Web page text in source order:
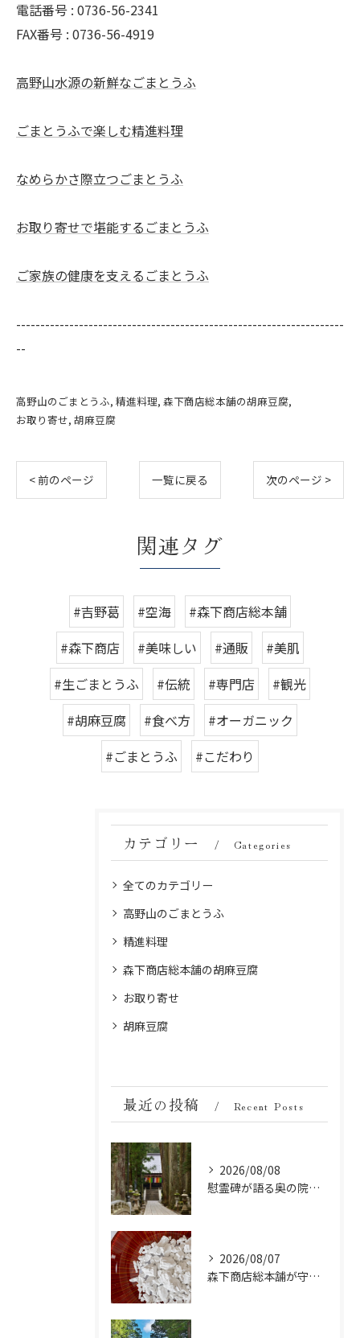
電話番号 : 0736-56-2341
FAX番号 : 0736-56-4919
高野山水源の新鮮なごまとうふ
ごまとうふで楽しむ精進料理
なめらかさ際立つごまとうふ
お取り寄せで堪能するごまとうふ
ご家族の健康を支えるごまとうふ
--------------------------------------------------------------------
--
高野山のごまとうふ 精進料理 森下商店総本舗の胡麻豆腐
お取り寄せ 胡麻豆腐
< 前のページ 一覧に戻る 次のページ >
関連タグ
#吉野葛 #空海
#森下商店総本舗
#森下商店
#美味しい #通販
#美肌
#生ごまとうふ
#伝統 #専門店
#観光
#胡麻豆腐
#食べ方
#オーガニック
#ごまとうふ
#こだわり
カテゴリー Categories
全てのカテゴリー
高野山のごまとうふ
精進料理
森下商店総本舗の胡麻豆腐
お取り寄せ
胡麻豆腐
最近の投稿 Recent Posts
2026/08/08
慰霊碑が語る奥の院の過去：祈りと歴史の中間地点
2026/08/07
森下商店総本舗が守り続ける伝統の胡麻豆腐に使う吉野葛の純度と効能